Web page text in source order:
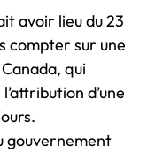
avoir lieu du 23
compter sur une
qui
d’une
gouvernement